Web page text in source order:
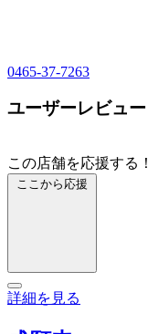
0465-37-7263
ユーザーレビュー
この店舗を応援する！
ここから応援
詳細を見る